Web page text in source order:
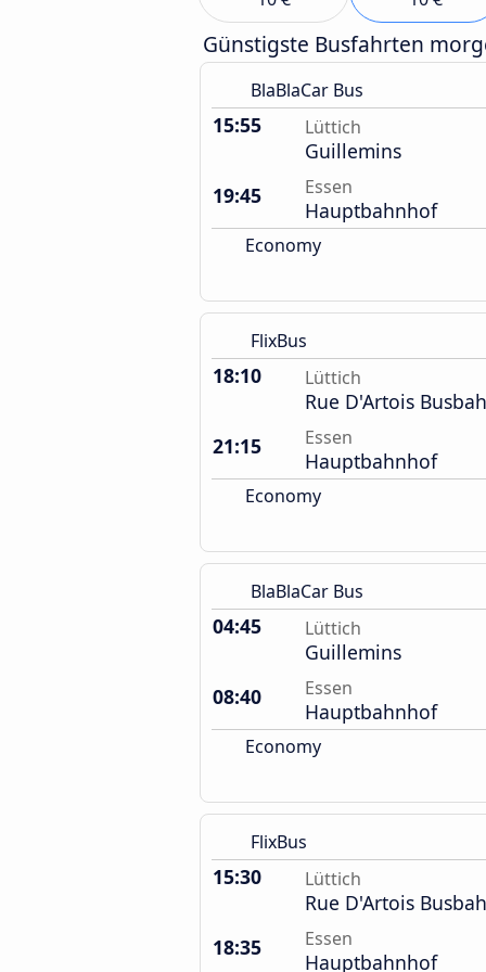
Günstigste Busfahrten
BlaBlaCar Bus
15:55 Lüttich
Guillemins
19:45
Essen
Hauptbahnhof
Economy
FlixBus
18:10 Lüttich
Rue D'Artois
21:15
Essen
Hauptbahnhof
Economy
BlaBlaCar Bus
04:45 Lüttich
Guillemins
08:40
Essen
Hauptbahnhof
Economy
FlixBus
15:30 Lüttich
Rue D'Artois
18:35
Essen
Hauptbahnhof